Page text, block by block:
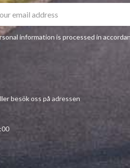
information is processed in
besök oss på adressen